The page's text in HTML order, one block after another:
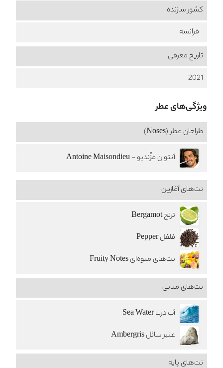
کشور سازنده
فرانسه
تاریخ معرفی
2021
ویژگی‌های عطر
طراحان عطر (Noses)
آنتوان مزُندیو - Antoine Maisondieu
نت‌های آغازین
ترنج Bergamot
فلفل Pepper
نت‌های میوه‌ای Fruity Notes
نت‌های میانی
آب دریا Sea Water
عنبر سائل Ambergris
نت‌های پایه